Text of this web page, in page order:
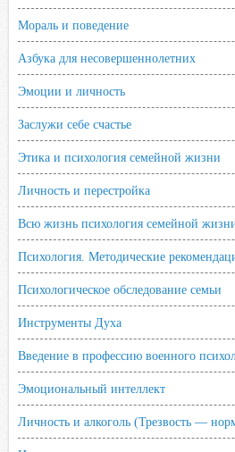
Мораль и поведение
Азбука для несовершеннолетних
Эмоции и личность
Заслужи себе счастье
Этика и психология семейной жизни
Личность и перестройка
Всю жизнь психология семейной
Психология. Методические
Психологическое обследование семьи
Инструменты Духа
Введение в профессию военного
Эмоциональный интеллект
Личность и алкоголь (Трезвость —